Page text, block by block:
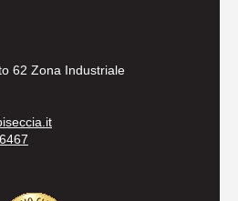
62 Zona Industriale